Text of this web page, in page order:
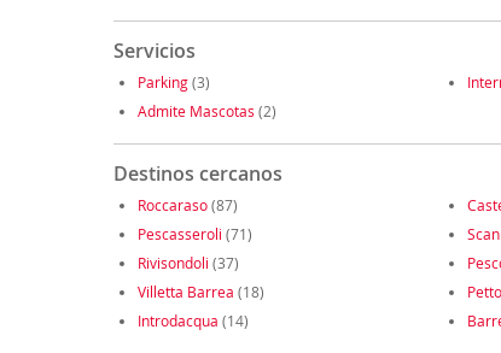
Servicios
Parking(3)
Admite Mascotas (2)
Destinos cercanos
Roccaraso(87)
Pescasseroli (71)
Rivisondoli (37)
Villetta Barrea (18)
Introdacqua (14)